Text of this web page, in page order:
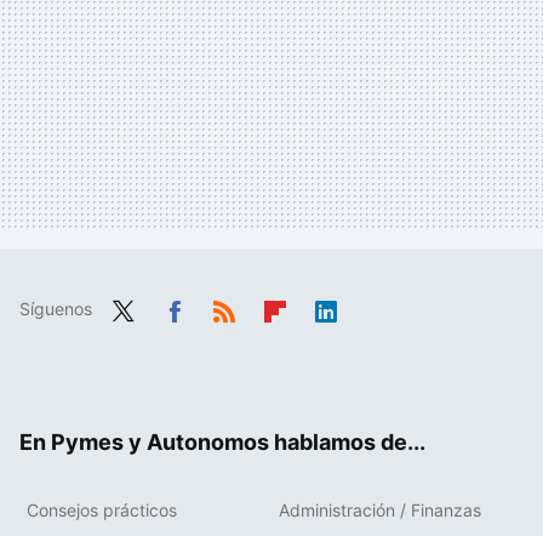
Síguenos
En Pymes y Autonomos hablamos de...
Consejos prácticos Administración / Finanzas